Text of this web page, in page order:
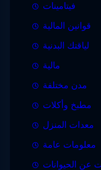
فيتامينات
قوانين المالية
لياقتك البدنية
مالية
مدن مختلفة
مطبخ وأكلات
معدات المنزل
معلومات عامة
عن الحيوانات